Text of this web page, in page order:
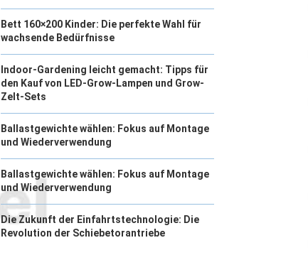
Bett 160×200 Kinder: Die perfekte Wahl für
wachsende Bedürfnisse
Indoor-Gardening leicht gemacht: Tipps für
den Kauf von LED-Grow-Lampen und Grow-
Zelt-Sets
Ballastgewichte wählen: Fokus auf Montage
und Wiederverwendung
Ballastgewichte wählen: Fokus auf Montage
und Wiederverwendung
Die Zukunft der Einfahrtstechnologie: Die
Revolution der Schiebetorantriebe